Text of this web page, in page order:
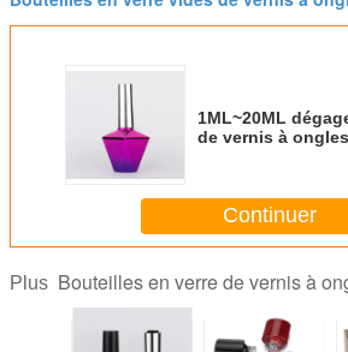
1ML~20ML
de vernis à
Continuer
Plus Bouteilles en verre de vernis à